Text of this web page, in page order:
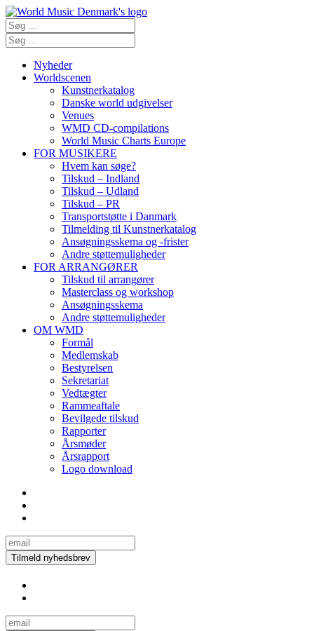
Nyheder
Worldscenen
Kunstnerkatalog
Danske world udgivelser
Venues
WMD CD-compilations
World Music Charts Europe
FOR MUSIKERE
Hvem kan søge?
Tilskud – Indland
Tilskud – Udland
Tilskud – PR
Transportstøtte i Danmark
Tilmelding til Kunstnerkatalog
Ansøgningsskema og -frister
Andre støttemuligheder
FOR ARRANGØRER
Tilskud til arrangører
Masterclass og workshop
Ansøgningsskema
Andre støttemuligheder
OM WMD
Formål
Medlemskab
Bestyrelsen
Sekretariat
Vedtægter
Rammeaftale
Bevilgede tilskud
Rapporter
Årsmøder
Årsrapport
Logo download